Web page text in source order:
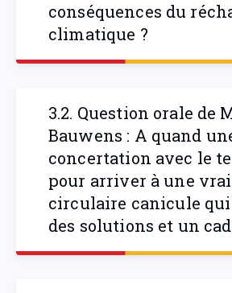
conséquences du
climatique ?
3.2. Question orale de
Bauwens : A quand
concertation avec le
pour arriver à une
circulaire canicule
des solutions et un